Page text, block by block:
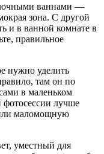
ваннами —
зона. С другой
и в ванной комнате в
правильное
нужно уделить
там он по
в маленьком
лучше
маломощную
уместный для